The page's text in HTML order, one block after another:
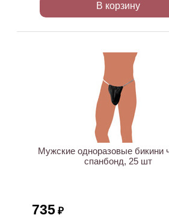
В корзину
Мужские одноразовые бикини
спанбонд, 25 шт
735 ₽